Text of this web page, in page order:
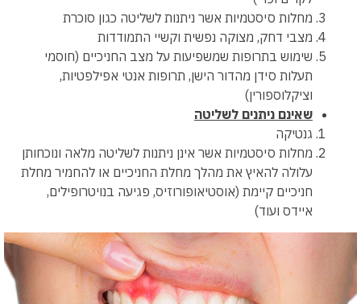
מחלות סיסטמיות אשר ניתנות לשליטה כגון סוכרת
מצבי דחק, מצוקה נפשית וקשיי התמודדות
שימוש בתרופות שמשפיעות על מצב החניכיים (חוסמי
תעלות סידן מהדור הישן, תרופות אנטי אפילפטיות,
וציקלוספורין)
שאינם ניתנים לשליטה
גנטיקה
מחלות סיסטמיות אשר אינן ניתנות לשליטה מלאה ונוכחותן
עלולה להאיץ את מהלך מחלת החניכיים או להחמיר מחלת
חניכיים קיימת (אוסטיאופורוזיס, פגיעה בנויטרופילים,
איידס ועוד)